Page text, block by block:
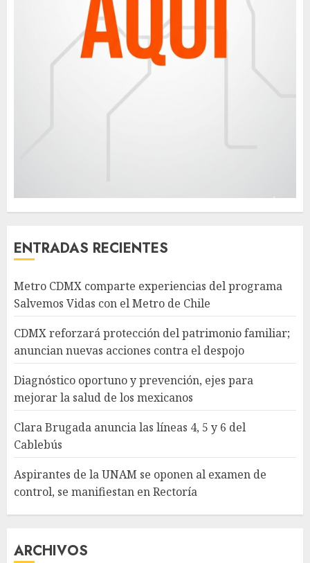
ENTRADAS RECIENTES
Metro CDMX comparte experiencias del programa
Salvemos Vidas con el Metro de Chile
CDMX reforzará protección del patrimonio familiar;
anuncian nuevas acciones contra el despojo
Diagnóstico oportuno y prevención, ejes para
mejorar la salud de los mexicanos
Clara Brugada anuncia las líneas 4, 5 y 6 del
Cablebús
Aspirantes de la UNAM se oponen al examen de
control, se manifiestan en Rectoría
ARCHIVOS